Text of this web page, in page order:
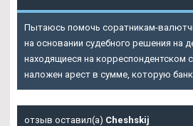
Пытаюсь помочь соратникам-
на основании судебного решения на
находящиеся на корреспондентском
наложен арест в сумме, которую банк
отзыв оставил(а) Cheshskij